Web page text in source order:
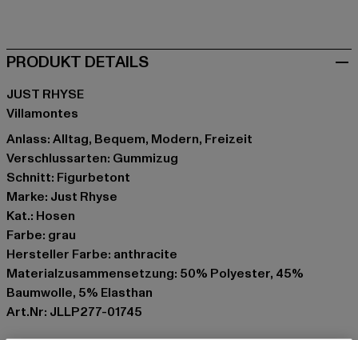
PRODUKT DETAILS
JUST RHYSE
Villamontes
Anlass: Alltag, Bequem, Modern, Freizeit
Verschlussarten: Gummizug
Schnitt: Figurbetont
Marke: Just Rhyse
Kat.: Hosen
Farbe: grau
Hersteller Farbe: anthracite
Materialzusammensetzung: 50% Polyester, 45%
Baumwolle, 5% Elasthan
Art.Nr: JLLP277-01745